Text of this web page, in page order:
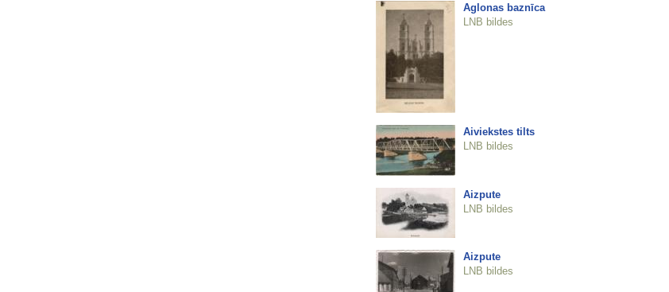
Aglonas baznīca
LNB bildes
Aiviekstes tilts
LNB bildes
Aizpute
LNB bildes
Aizpute
LNB bildes